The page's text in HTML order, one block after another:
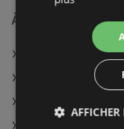
À découvrir aussi
Offres de Weldom
Offres de DomPro
Offres de
AFFICHER